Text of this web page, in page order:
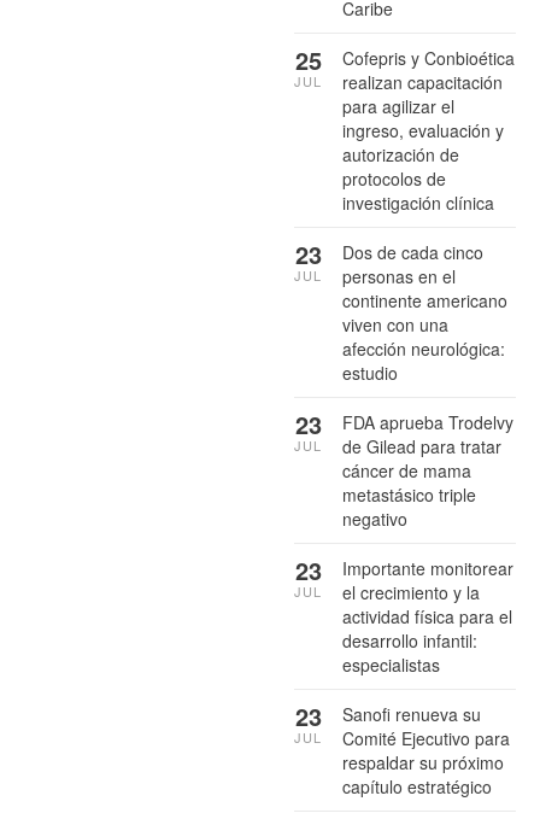
Caribe
Cofepris y Conbioética
realizan capacitación
para agilizar el
ingreso, evaluación y
autorización de
protocolos de
investigación clínica
25
JUL
Dos de cada cinco
personas en el
continente americano
viven con una
afección neurológica:
estudio
23
JUL
FDA aprueba Trodelvy
de Gilead para tratar
cáncer de mama
metastásico triple
negativo
23
JUL
Importante monitorear
el crecimiento y la
actividad física para el
desarrollo infantil:
especialistas
23
JUL
Sanofi renueva su
Comité Ejecutivo para
respaldar su próximo
capítulo estratégico
23
JUL